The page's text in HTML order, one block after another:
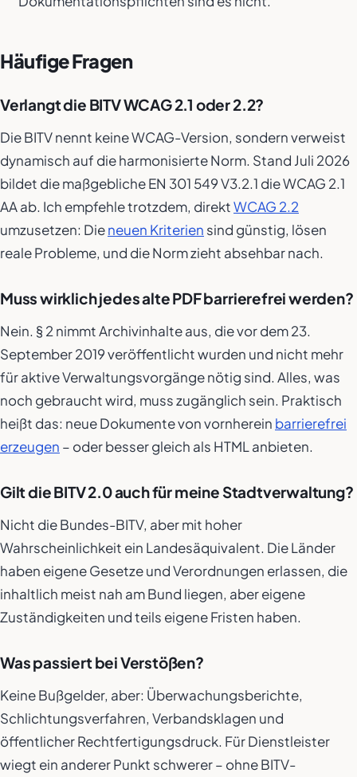
Häufige Fragen
Verlangt die BITV WCAG 2.1 oder 2.2?
Die BITV nennt keine WCAG-Version, sondern verweist
dynamisch auf die harmonisierte Norm. Stand Juli 2026
bildet die maßgebliche EN 301 549 V3.2.1 die WCAG 2.1
AA ab. Ich empfehle trotzdem, direktWCAG 2.2
umzusetzen: Dieneuen Kriterien sind günstig, lösen
reale Probleme, und die Norm zieht absehbar nach.
Muss wirklich jedes alte PDF barrierefrei werden?
Nein. § 2 nimmt Archivinhalte aus, die vor dem 23.
September 2019 veröffentlicht wurden und nicht mehr
für aktive Verwaltungsvorgänge nötig sind. Alles, was
noch gebraucht wird, muss zugänglich sein. Praktisch
heißt das: neue Dokumente von vornherein barrierefrei
erzeugen – oder besser gleich als HTML anbieten.
Gilt die BITV 2.0 auch für meine Stadtverwaltung?
Nicht die Bundes-BITV, aber mit hoher
Wahrscheinlichkeit ein Landesäquivalent. Die Länder
haben eigene Gesetze und Verordnungen erlassen, die
inhaltlich meist nah am Bund liegen, aber eigene
Zuständigkeiten und teils eigene Fristen haben.
Was passiert bei Verstößen?
Keine Bußgelder, aber: Überwachungsberichte,
Schlichtungsverfahren, Verbandsklagen und
öffentlicher Rechtfertigungsdruck. Für Dienstleister
wiegt ein anderer Punkt schwerer – ohne BITV-